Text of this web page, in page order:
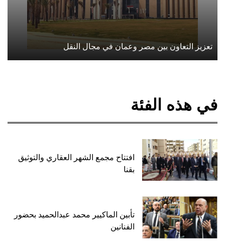
تعزيز التعاون بين مصر وعمان في مجال النقل
في هذه الفئة
افتتاح مجمع الشهر العقاري والتوثيق
بقنا
تأبين الماكيير محمد عبدالحميد بحضور
الفنانين